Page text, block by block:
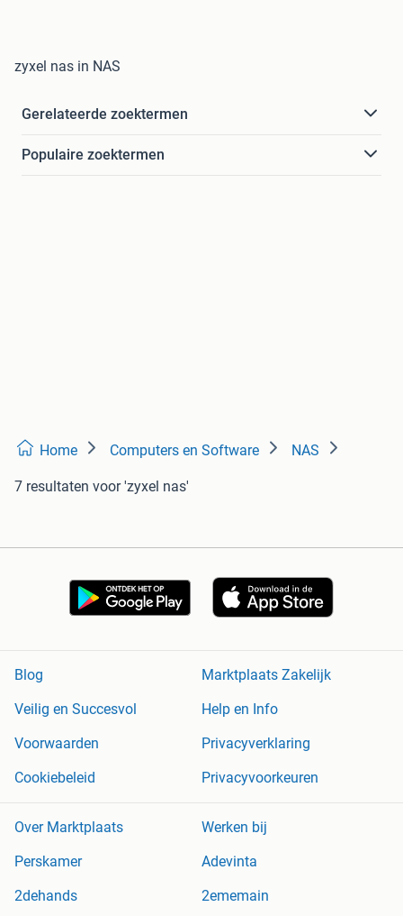
zyxel nas in NAS
Gerelateerde zoektermen
Populaire zoektermen
Home Computers en Software NAS
7 resultaten voor 'zyxel nas'
Blog
Marktplaats Zakelijk
Veilig en Succesvol
Help en Info
Voorwaarden
Privacyverklaring
Cookiebeleid
Privacyvoorkeuren
Over Marktplaats
Werken bij
Perskamer
Adevinta
2dehands
2ememain